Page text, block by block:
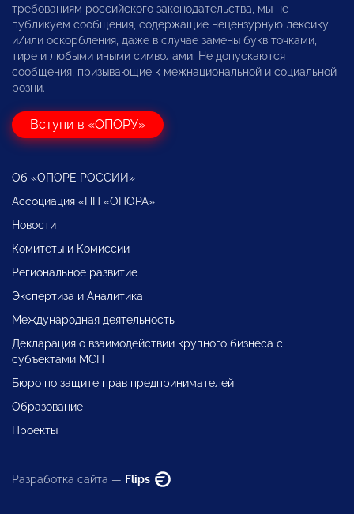
требованиям российского законодательства, мы не
публикуем сообщения, содержащие нецензурную лексику
и/или оскорбления, даже в случае замены букв точками,
тире и любыми иными символами. Не допускаются
сообщения, призывающие к межнациональной и социальной
розни.
Вступи в «ОПОРУ»
Об «ОПОРЕ РОССИИ»
Ассоциация «НП «ОПОРА»
Новости
Комитеты и Комиссии
Региональное развитие
Экспертиза и Аналитика
Международная деятельность
Декларация о взаимодействии крупного бизнеса с
субъектами МСП
Бюро по защите прав предпринимателей
Образование
Проекты
Разработка сайта — Flips